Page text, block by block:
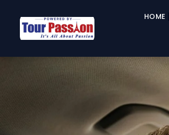
HOME